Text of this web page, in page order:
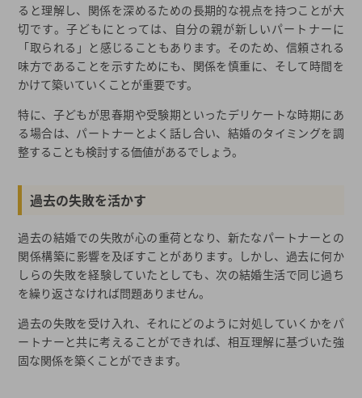
ると理解し、関係を深めるための長期的な視点を持つことが大
切です。子どもにとっては、自分の親が新しいパートナーに
「取られる」と感じることもあります。そのため、信頼される
味方であることを示すためにも、関係を慎重に、そして時間を
かけて築いていくことが重要です。
特に、子どもが思春期や受験期といったデリケートな時期にあ
る場合は、パートナーとよく話し合い、結婚のタイミングを調
整することも検討する価値があるでしょう。
過去の失敗を活かす
過去の結婚での失敗が心の重荷となり、新たなパートナーとの
関係構築に影響を及ぼすことがあります。しかし、過去に何か
しらの失敗を経験していたとしても、次の結婚生活で同じ過ち
を繰り返さなければ問題ありません。
過去の失敗を受け入れ、それにどのように対処していくかをパ
ートナーと共に考えることができれば、相互理解に基づいた強
固な関係を築くことができます。